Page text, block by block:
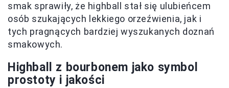
smak sprawiły, że highball stał się ulubieńcem
osób szukających lekkiego orzeźwienia, jak i
tych pragnących bardziej wyszukanych doznań
smakowych.
Highball z bourbonem jako symbol
prostoty i jakości